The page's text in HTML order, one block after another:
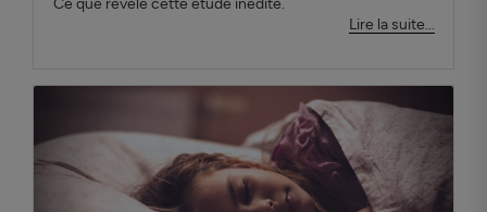
Lire la suite...